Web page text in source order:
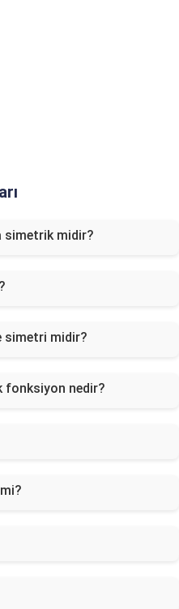
simetrik midir?
simetri midir?
fonksiyon nedir?